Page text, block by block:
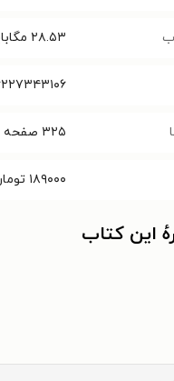
۲۸.۵۳
۳۲۵ صفحه
۱۸۹۰۰۰
این کتاب